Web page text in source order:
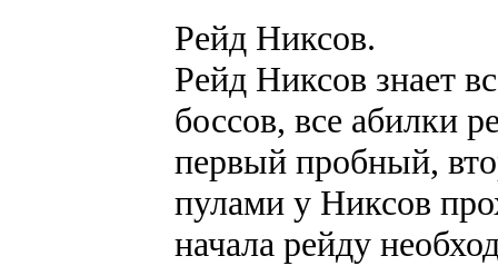
Рейд Никсов.
Рейд Никсов знает
боссов, все абилки
первый пробный,
пулами у Никсов
начала рейду